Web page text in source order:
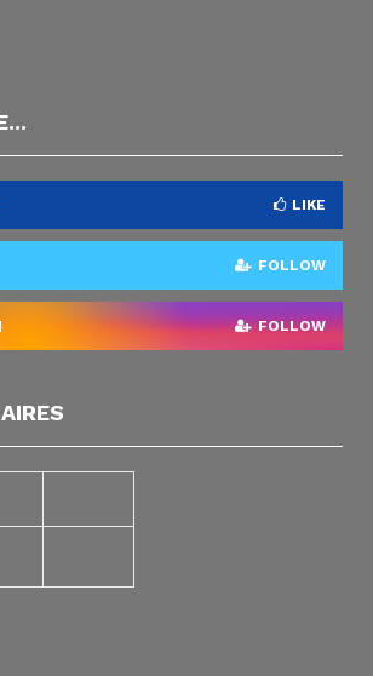
LIKE
FOLLOW
FOLLOW